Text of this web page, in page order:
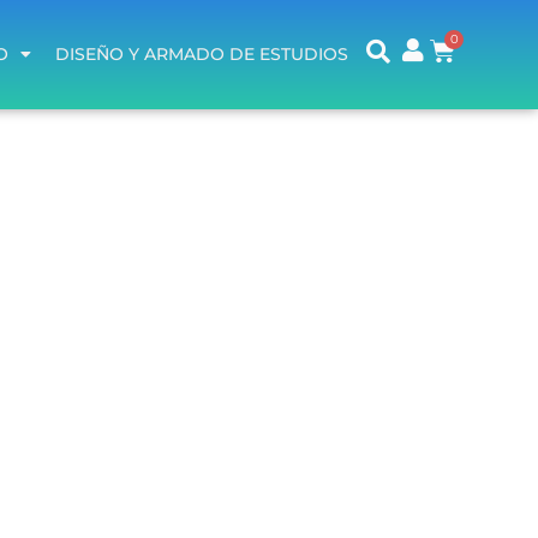
DISEÑO Y ARMADO DE ESTUDIOS
DISEÑO Y ARMADO DE ESTUDIOS